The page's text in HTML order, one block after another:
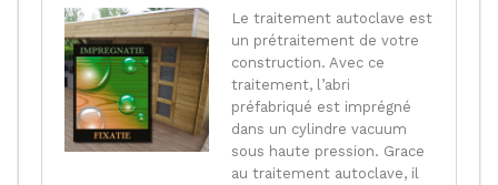
Le traitement autoclave est
un prétraitement de votre
construction. Avec ce
traitement, l’abri
préfabriqué est imprégné
dans un cylindre vacuum
sous haute pression. Grace
au traitement autoclave, il